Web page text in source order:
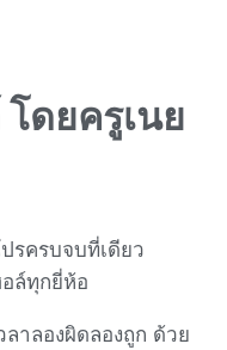
โดยครูเนย
รครบจบที่เดียว
ล์ทุกยี่ห้อ
าลองผิดลองถูก ด้วย